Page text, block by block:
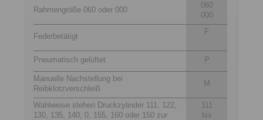
Rahmengröße 060 oder 000
060
000
Federbetätigt
F
Pneumatisch gelüftet P
Manuelle Nachstellung bei
Reibklotzverschleiß
M
Wahlweise stehen Druckzylinder 111, 122,
130, 135, 140, 0, 155, 160 oder 150 zur
111
bis